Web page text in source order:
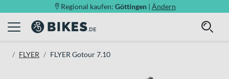
Regional kaufen: Göttingen | Ändern
FLYER FLYER Gotour 7.10